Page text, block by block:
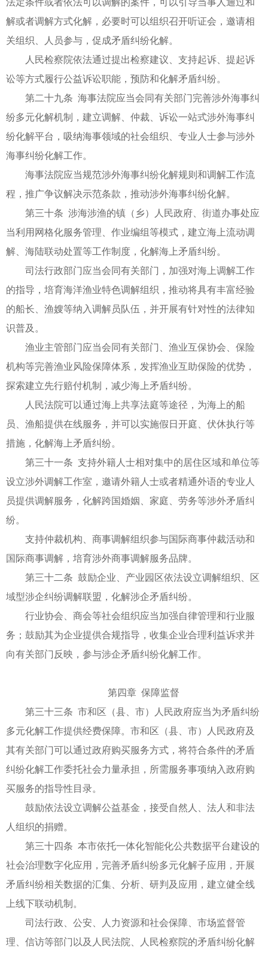
法定条件或者依法可以调解的案件，可以引导当事人通过和
解或者调解方式化解，必要时可以组织召开听证会，邀请相
关组织、人员参与，促成矛盾纠纷化解。
人民检察院依法通过提出检察建议、支持起诉、提起诉
讼等方式履行公益诉讼职能，预防和化解矛盾纠纷。
第二十九条 海事法院应当会同有关部门完善涉外海事纠
纷多元化解机制，建立调解、仲裁、诉讼一站式涉外海事纠
纷化解平台，吸纳海事领域的社会组织、专业人士参与涉外
海事纠纷化解工作。
海事法院应当规范涉外海事纠纷化解规则和调解工作流
程，推广争议解决示范条款，推动涉外海事纠纷化解。
第三十条 涉海涉渔的镇（乡）人民政府、街道办事处应
当利用网格化服务管理、作业编组等模式，建立海上流动调
解、海陆联动处置等工作制度，化解海上矛盾纠纷。
司法行政部门应当会同有关部门，加强对海上调解工作
的指导，培育海洋渔业特色调解组织，推动将具有丰富经验
的船长、渔嫂等纳入调解员队伍，并开展有针对性的法律知
识普及。
渔业主管部门应当会同有关部门、渔业互保协会、保险
机构等完善渔业风险保障体系，发挥渔业互助保险的优势，
探索建立先行赔付机制，减少海上矛盾纠纷。
人民法院可以通过海上共享法庭等途径，为海上的船
员、渔船提供在线服务，并可以实施假日开庭、伏休执行等
措施，化解海上矛盾纠纷。
第三十一条 支持外籍人士相对集中的居住区域和单位等
设立涉外调解工作室，邀请外籍人士或者精通外语的专业人
员提供调解服务，化解跨国婚姻、家庭、劳务等涉外矛盾纠
纷。
支持仲裁机构、商事调解组织参与国际商事仲裁活动和
国际商事调解，培育涉外商事调解服务品牌。
第三十二条 鼓励企业、产业园区依法设立调解组织、区
域型涉企纠纷调解联盟，化解涉企矛盾纠纷。
行业协会、商会等社会组织应当加强自律管理和行业服
务；鼓励其为企业提供合规指导，收集企业合理利益诉求并
向有关部门反映，参与涉企矛盾纠纷化解工作。
第四章 保障监督
第三十三条 市和区（县、市）人民政府应当为矛盾纠纷
多元化解工作提供经费保障。市和区（县、市）人民政府及
其有关部门可以通过政府购买服务方式，将符合条件的矛盾
纠纷化解工作委托社会力量承担，所需服务事项纳入政府购
买服务的指导性目录。
鼓励依法设立调解公益基金，接受自然人、法人和非法
人组织的捐赠。
第三十四条 本市依托一体化智能化公共数据平台建设的
社会治理数字化应用，完善矛盾纠纷多元化解子应用，开展
矛盾纠纷相关数据的汇集、分析、研判及应用，建立健全线
上线下联动机制。
司法行政、公安、人力资源和社会保障、市场监督管
理、信访等部门以及人民法院、人民检察院的矛盾纠纷化解